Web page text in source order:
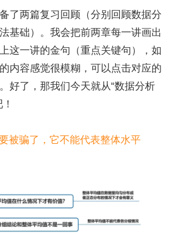
了两篇复习回顾（分别回顾数据分
基础）。我会把前两章每一讲画出
这一讲的金句（重点关键句），如
内容感觉很模糊，可以点击对应的
好了，那我们今天就从“数据分析
被骗了，它不能代表整体水平